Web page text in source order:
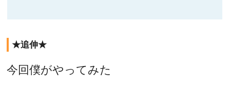
★追伸★
今回僕がやってみた